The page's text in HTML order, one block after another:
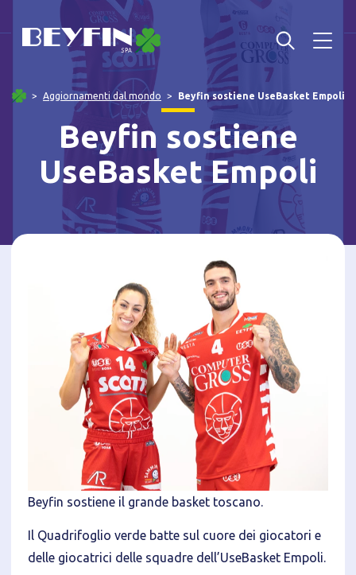
Aggiornamenti dal mondo Beyfin sostiene UseBasket Empoli
Beyfin sostiene
UseBasket Empoli
Beyfin sostiene il grande basket toscano.
Il Quadrifoglio verde batte sul cuore dei giocatori e
delle giocatrici delle squadre dell’UseBasket Empoli.
Informativa breve Cookie
Privacy Policy
Accetto l'utilizzo di cookie tecnici (obbligatori per
proseguire la navigazione del sito)